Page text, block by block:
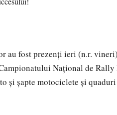
au fost prezenţi ieri (n.r.
Naţional de
şi şapte motociclete şi